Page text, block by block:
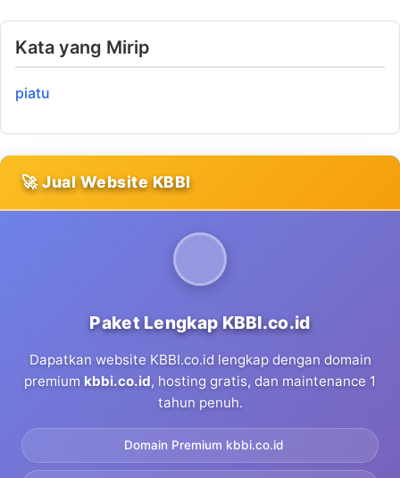
Kata yang Mirip
piatu
🚀 Jual Website KBBI
Paket Lengkap KBBI.co.id
Dapatkan website KBBI.co.id lengkap dengan domain
premium kbbi.co.id, hosting gratis, dan maintenance 1
tahun penuh.
Domain Premium kbbi.co.id